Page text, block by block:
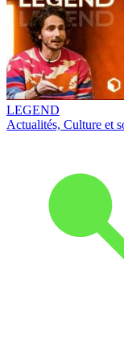
LEGEND
Actualités, Culture et